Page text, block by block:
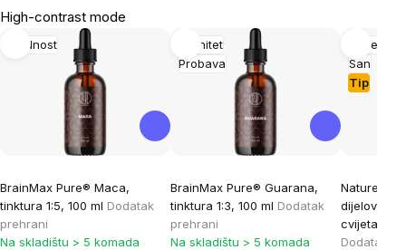
High-contrast mode
Plodnost
BrainMax Pure® Maca,
tinktura 1:5, 100 ml Dodatak
prehrani
Na skladištu > 5 komada
Imunitet
Probava
BrainMax Pure® Guarana,
tinktura 1:3, 100 ml Dodatak
prehrani
Na skladištu > 5 komada
San
Tip
Nature's
dijelovi
cvijeta
Dodatak